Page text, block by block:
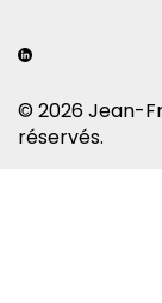
© 2026 Jean-
réservés.